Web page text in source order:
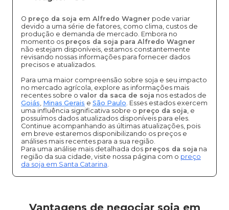
O preço da soja em Alfredo Wagner pode variar
devido a uma série de fatores, como clima, custos de
produção e demanda de mercado. Embora no
momento os preços da soja para Alfredo Wagner
não estejam disponíveis, estamos constantemente
revisando nossas informações para fornecer dados
precisos e atualizados.
Para uma maior compreensão sobre soja e seu impacto
no mercado agrícola, explore as informações mais
recentes sobre o valor da saca de soja nos estados de
Goiás, Minas Gerais e São Paulo. Esses estados exercem
uma influência significativa sobre o preço da soja, e
possuímos dados atualizados disponíveis para eles.
Continue acompanhando as últimas atualizações, pois
em breve estaremos disponibilizando os preços e
análises mais recentes para a sua região.
Para uma análise mais detalhada dos preços da soja na
região da sua cidade, visite nossa página com o preço
da soja em Santa Catarina.
Vantagens de negociar soja em